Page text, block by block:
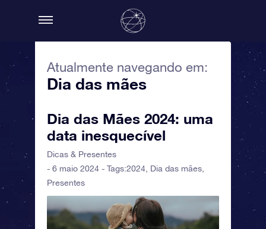
Atualmente navegando em:
Dia das mães
Dia das Mães 2024: uma
data inesquecível
Dicas & Presentes
- 6 maio 2024 - Tags:2024 Dia das mães
Presentes